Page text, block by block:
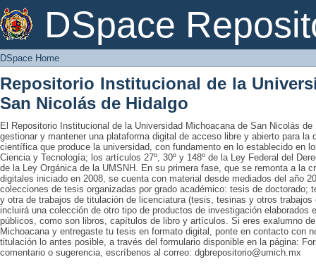
DSpace
DSpace Home
DSpace Home
Repositorio Institucional de la
San Nicolás de Hidalgo
El Repositorio Institucional de la Universidad Michoacana de San Nicolás
gestionar y mantener una plataforma digital de acceso libre y abierto para la
científica que produce la universidad, con fundamento en lo establecido en
Ciencia y Tecnología; los artículos 27º, 30º y 148º de la Ley Federal del
de la Ley Orgánica de la UMSNH. En su primera fase, que se remonta a la
digitales iniciado en 2008, se cuenta con material desde mediados del año
colecciones de tesis organizadas por grado académico: tesis de doctorado;
y otra de trabajos de titulación de licenciatura (tesis, tesinas y otros
incluirá una colección de otro tipo de productos de investigación elaborados
públicos, como son libros, capítulos de libro y artículos. Si eres exalumno
Michoacana y entregaste tu tesis en formato digital, ponte en contacto con
titulación lo antes posible, a través del formulario disponible en la página:
comentario o sugerencia, escríbenos al correo: dgbrepositorio@umich.mx